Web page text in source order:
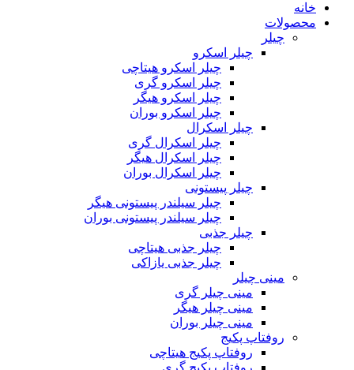
خانه
محصولات
چیلر
چیلر اسکرو
چیلر اسکرو هیتاچی
چیلر اسکرو گری
چیلر اسکرو هیگر
چیلر اسکرو بوران
چیلر اسکرال
چیلر اسکرال گری
چیلر اسکرال هیگر
چیلر اسکرال بوران
چیلر پیستونی
چیلر سیلندر پیستونی هیگر
چیلر سیلندر پیستونی بوران
چیلر جذبی
چیلر جذبی هیتاچی
چیلر جذبی یازاکی
مینی چیلر
مینی چیلر گری
مینی چیلر هیگر
مینی چیلر بوران
روفتاپ پکیج
روفتاپ پکیج هیتاچی
روفتاپ پکیج گری